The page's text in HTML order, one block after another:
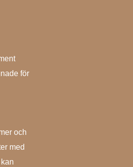
för
och
med